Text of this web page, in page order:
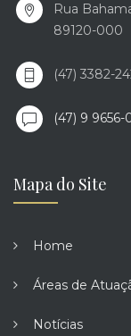
Rua
89120-000
(47) 3382-
(47) 9 9656-
Mapa do Site
Home
Áreas de
Notícias